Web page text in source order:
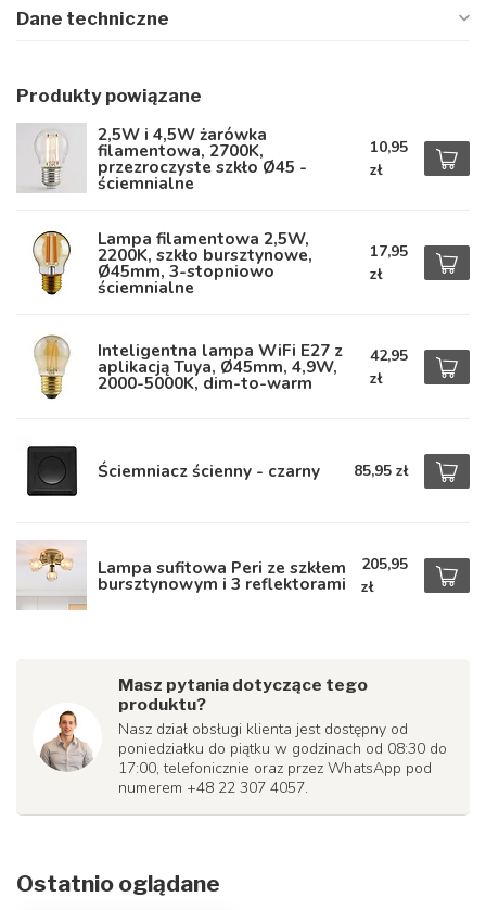
Dane techniczne
Produkty powiązane
2,5W i 4,5W żarówka
filamentowa, 2700K,
przezroczyste szkło Ø45 -
ściemnialne
10,95
zł
Lampa filamentowa 2,5W,
2200K, szkło bursztynowe,
Ø45mm, 3-stopniowo
ściemnialne
17,95
zł
Inteligentna lampa WiFi E27 z
aplikacją Tuya, Ø45mm, 4,9W,
2000-5000K, dim-to-warm
42,95
zł
Ściemniacz ścienny - czarny 85,95 zł
Lampa sufitowa Peri ze szkłem
bursztynowym i 3 reflektorami
205,95
zł
Masz pytania dotyczące tego
produktu?
Nasz dział obsługi klienta jest dostępny od
poniedziałku do piątku w godzinach od 08:30 do
17:00, telefonicznie oraz przez WhatsApp pod
numerem +48 22 307 4057.
Ostatnio oglądane